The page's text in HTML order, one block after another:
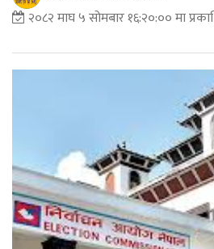
२०८२ माघ ५ सोमबार १६:२०:०० मा